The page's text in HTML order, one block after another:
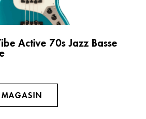
Active 70s Jazz Basse
MAGASIN